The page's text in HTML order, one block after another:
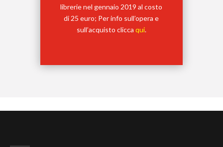
librerie nel gennaio 2019 al costo
di 25 euro; Per info sull’opera e
sull’acquisto clicca qui.